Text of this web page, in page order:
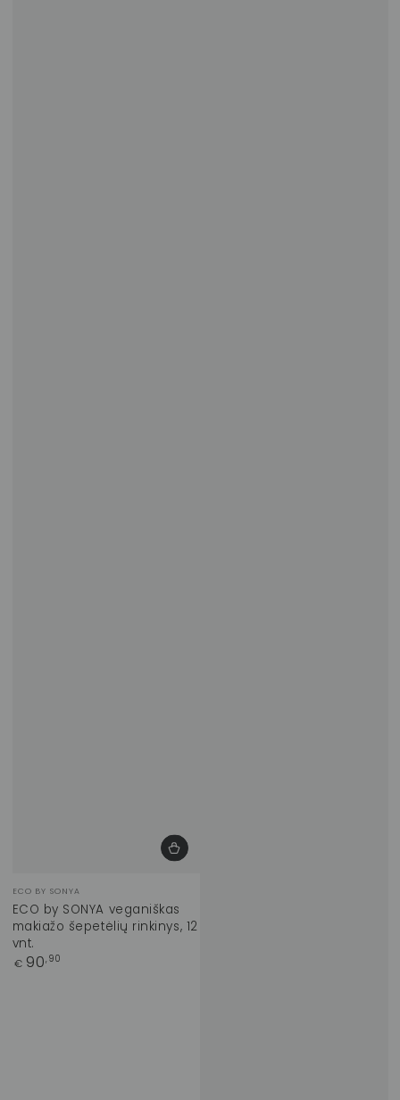
Prekinis
ženklas:
ECO BY SONYA
ECO by SONYA veganiškas
makiažo šepetėlių rinkinys, 12
vnt.
Įprasta
€ 90,90